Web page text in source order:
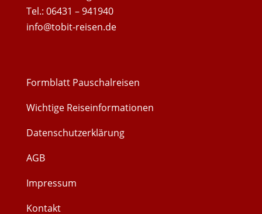
Tel.: 06431 – 941940
info@tobit-reisen.de
Formblatt Pauschalreisen
Wichtige Reiseinformationen
Datenschutzerklärung
AGB
Impressum
Kontakt